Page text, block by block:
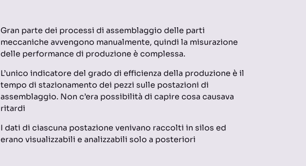
Gran parte dei processi di assemblaggio delle parti
meccaniche avvengono manualmente, quindi la misurazione
delle performance di produzione è complessa.
L’unico indicatore del grado di efficienza della produzione è il
tempo di stazionamento dei pezzi sulle postazioni di
assemblaggio. Non c’era possibilità di capire cosa causava
ritardi
I dati di ciascuna postazione venivano raccolti in silos ed
erano visualizzabili e analizzabili solo a posteriori